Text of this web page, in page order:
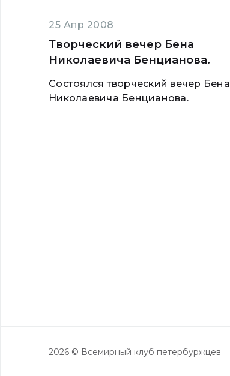
25 Апр 2008
Творческий вечер Бена
Николаевича Бенцианова.
Состоялся творческий вечер Бена
Николаевича Бенцианова.
2026 © Всемирный клуб петербуржцев